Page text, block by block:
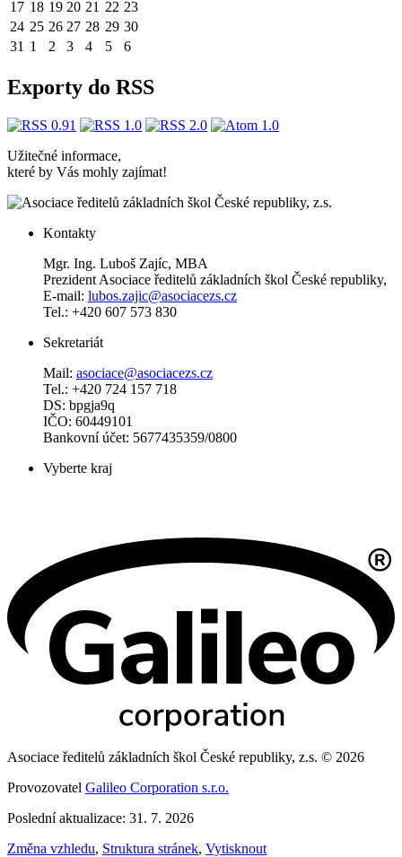
17 18 19 20 21 22 23
24 25 26 27 28 29 30
31 1 2 3 4 5 6
Exporty do RSS
Užitečné informace,
které by Vás mohly zajímat!
Kontakty
Mgr. Ing. Luboš Zajíc, MBA
Prezident Asociace ředitelů základních škol České republiky,
E-mail: lubos.zajic@asociacezs.cz
Tel.: +420 607 573 830
Sekretariát
Mail: asociace@asociacezs.cz
Tel.: +420 724 157 718
DS: bpgja9q
IČO: 60449101
Bankovní účet: 5677435359/0800
Vyberte kraj
Asociace ředitelů základních škol České republiky, z.s. © 2026
Provozovatel Galileo Corporation s.r.o.
Poslední aktualizace: 31. 7. 2026
Změna vzhledu, Struktura stránek, Vytisknout